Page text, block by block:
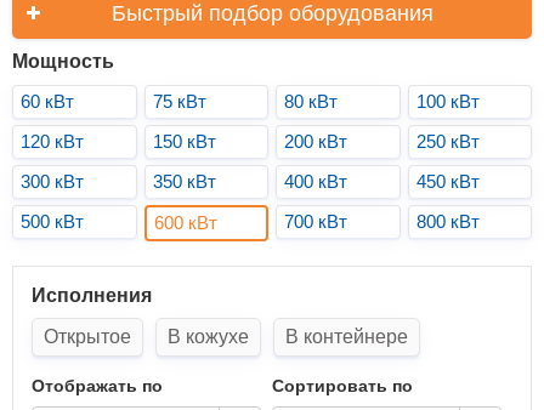
Быстрый подбор оборудования
Мощность
60 кВт
75 кВт 80 кВт
100 кВт
120 кВт
150 кВт 200 кВт
250 кВт
300 кВт
350 кВт 400 кВт
450 кВт
500 кВт
600 кВт 700 кВт 800 кВт
Исполнения
Открытое
В кожухе В контейнере
Отображать по
Сортировать по